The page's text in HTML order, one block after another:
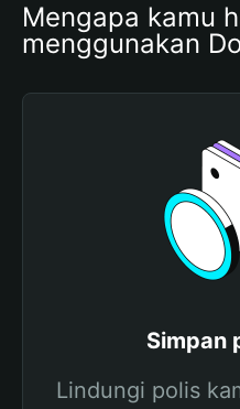
Mengapa kamu
menggunakan
Simpan
Lindungi polis